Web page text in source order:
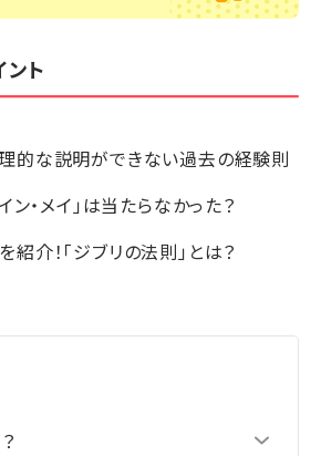
ト
的な説明ができない過去の経験則
ン・メイ」は当たらなかった？
介！「ジブリの法則」とは？